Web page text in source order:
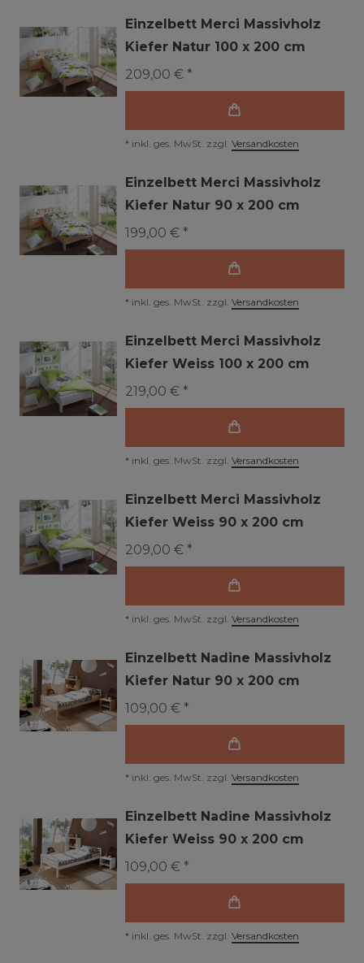
Einzelbett Merci Massivholz
Kiefer Natur 100 x 200 cm
209,00 € *
* inkl. ges. MwSt. zzgl. Versandkosten
Einzelbett Merci Massivholz
Kiefer Natur 90 x 200 cm
199,00 € *
* inkl. ges. MwSt. zzgl. Versandkosten
Einzelbett Merci Massivholz
Kiefer Weiss 100 x 200 cm
219,00 € *
* inkl. ges. MwSt. zzgl. Versandkosten
Einzelbett Merci Massivholz
Kiefer Weiss 90 x 200 cm
209,00 € *
* inkl. ges. MwSt. zzgl. Versandkosten
Einzelbett Nadine Massivholz
Kiefer Natur 90 x 200 cm
109,00 € *
* inkl. ges. MwSt. zzgl. Versandkosten
Einzelbett Nadine Massivholz
Kiefer Weiss 90 x 200 cm
109,00 € *
* inkl. ges. MwSt. zzgl. Versandkosten